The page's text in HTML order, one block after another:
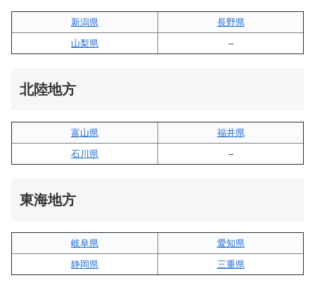
新潟県
長野県
山梨県
–
北陸地方
富山県
福井県
石川県
–
東海地方
岐阜県
愛知県
静岡県
三重県